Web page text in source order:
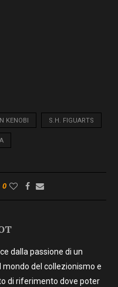
KENOBI S.H. FIGUARTS
0
dalla passione di un
mondo del collezionismo e
di riferimento dove poter